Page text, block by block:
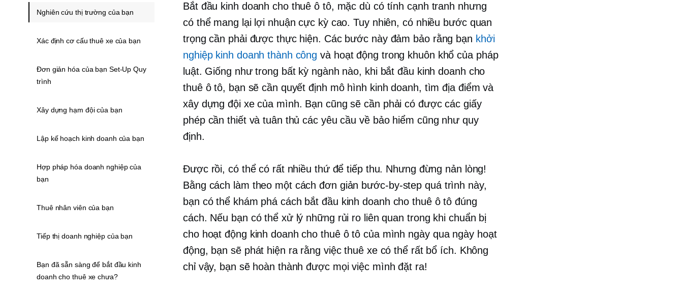
Bắt đầu kinh doanh cho thuê ô tô, mặc dù có tính cạnh tranh nhưng
có thể mang lại lợi nhuận cực kỳ cao. Tuy nhiên, có nhiều bước quan
trọng cần phải được thực hiện. Các bước này đảm bảo rằng bạn khởi
nghiệp kinh doanh thành công và hoạt động trong khuôn khổ của pháp
luật. Giống như trong bất kỳ ngành nào, khi bắt đầu kinh doanh cho
thuê ô tô, bạn sẽ cần quyết định mô hình kinh doanh, tìm địa điểm và
xây dựng đội xe của mình. Bạn cũng sẽ cần phải có được các giấy
phép cần thiết và tuân thủ các yêu cầu về bảo hiểm cũng như quy
định.
Được rồi, có thể có rất nhiều thứ để tiếp thu. Nhưng đừng nản lòng!
Bằng cách làm theo một cách đơn giản bước-by-step quá trình này,
bạn có thể khám phá cách bắt đầu kinh doanh cho thuê ô tô đúng
cách. Nếu bạn có thể xử lý những rủi ro liên quan trong khi chuẩn bị
cho hoạt động kinh doanh cho thuê ô tô của mình ngày qua ngàyhoạt
động, bạn sẽ phát hiện ra rằng việc thuê xe có thể rất bổ ích. Không
chỉ vậy, bạn sẽ hoàn thành được mọi việc mình đặt ra!
Nghiên cứu thị trường của bạn
Xác định cơ cấu thuê xe của bạn
Đơn giản hóa của bạn Set-Up Quy
trình
Xây dựng hạm đội của bạn
Lập kế hoạch kinh doanh của bạn
Hợp pháp hóa doanh nghiệp của
bạn
Thuê nhân viên của bạn
Tiếp thị doanh nghiệp của bạn
Bạn đã sẵn sàng để bắt đầu kinh
doanh cho thuê xe chưa?